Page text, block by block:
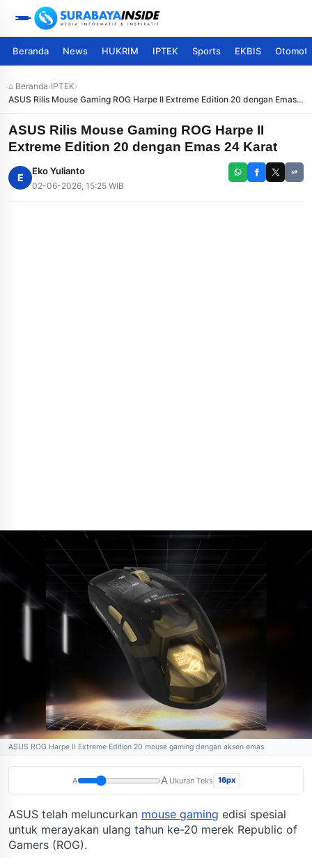
Beranda News HUKRIM IPTEK Sports EKBIS
⌂ Beranda›IPTEK›
ASUS Rilis Mouse Gaming ROG Harpe II Extreme Edition 20 dengan Emas
24 Karat
ASUS Rilis Mouse Gaming ROG Harpe II
Extreme Edition 20 dengan Emas 24 Karat
E
Eko Yulianto
02-06-2026, 15:25 WIB
ASUS ROG Harpe II Extreme Edition 20 mouse gaming dengan aksen emas
A A Ukuran Teks 16px
ASUS telah meluncurkan mouse gaming edisi spesial
untuk merayakan ulang tahun ke-20 merek Republic of
Gamers (ROG).